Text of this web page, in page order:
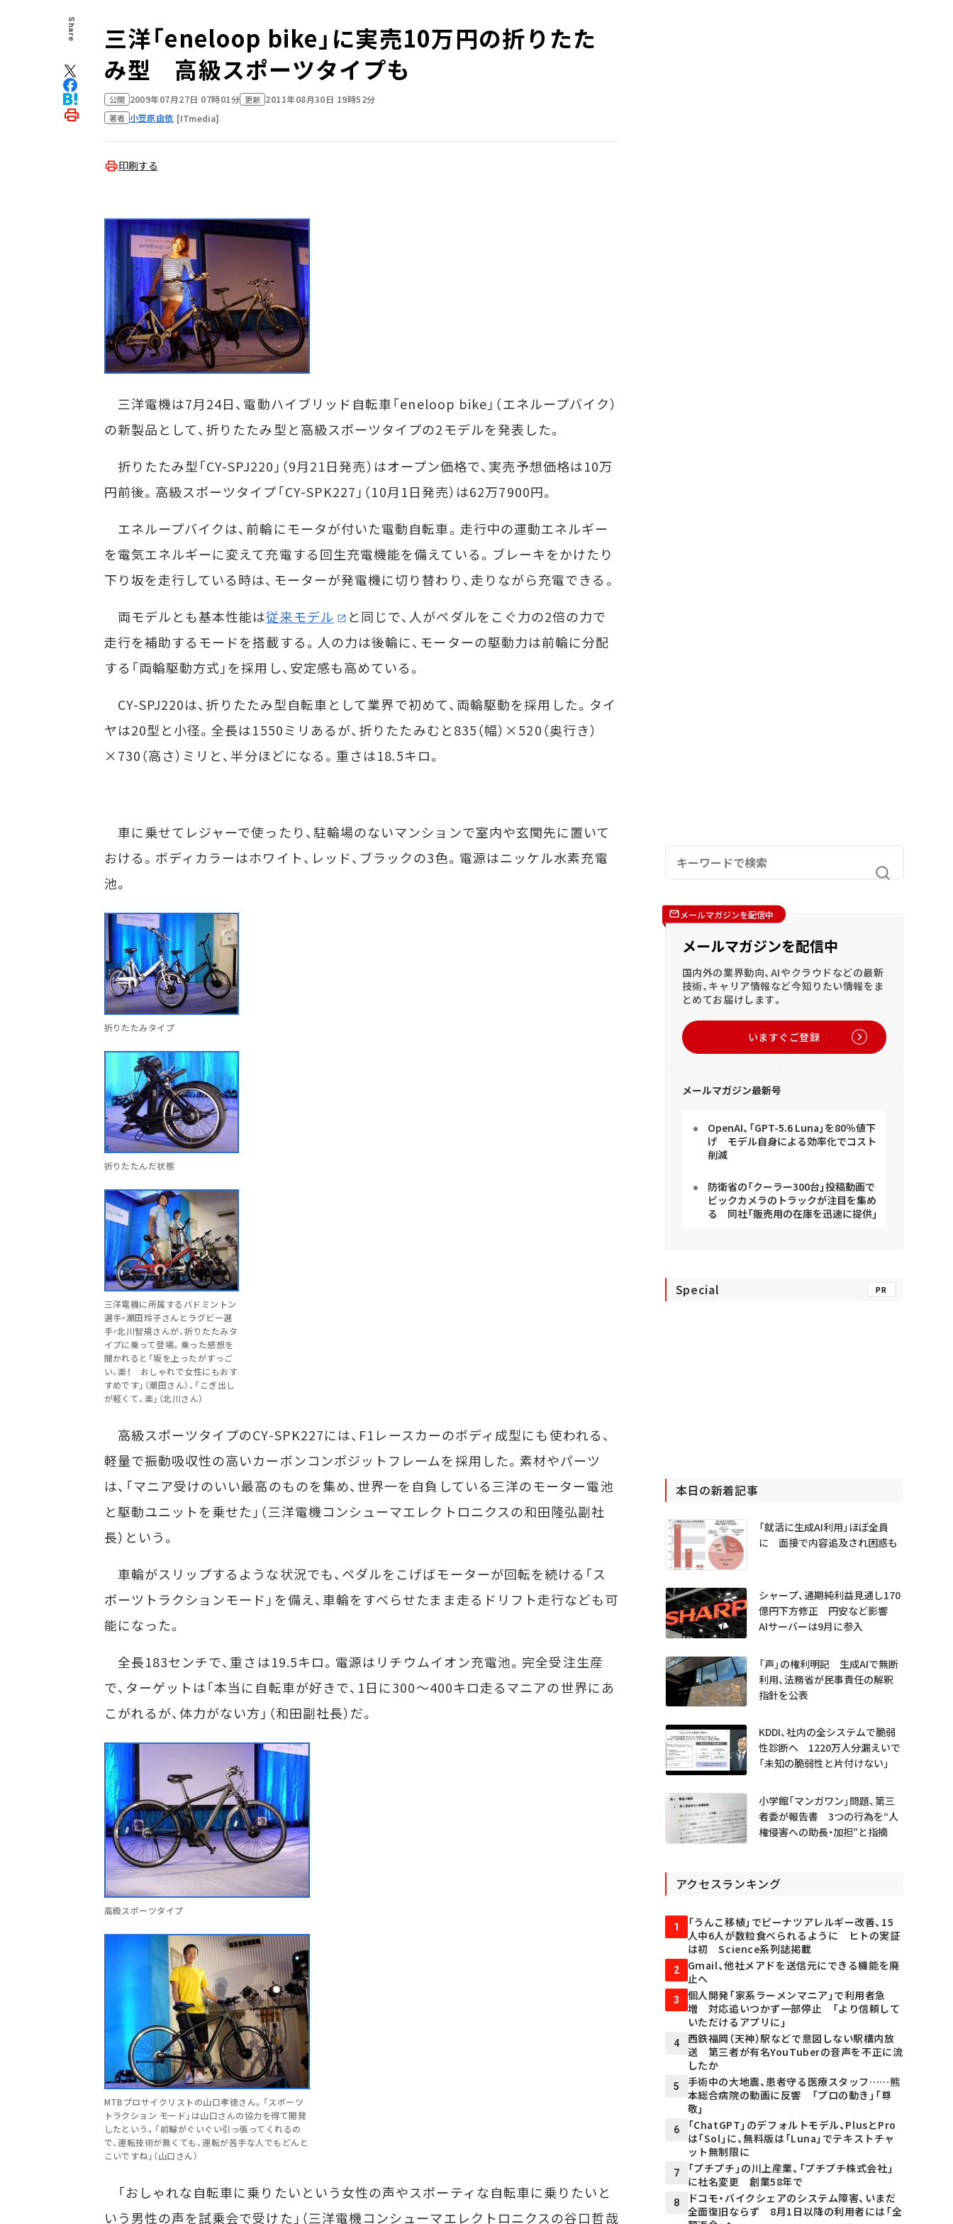
Share
三洋「eneloop bike」に実売10万円の折りたた
み型 高級スポーツタイプも
公開 2009年07月27日 07時01分 更新 2011年08月30日 19時52分
著者 小笠原由依 [ITmedia]
印刷する
三洋電機は7月24日、電動ハイブリッド自転車「eneloop bike」（エネループバイク）
の新製品として、折りたたみ型と高級スポーツタイプの2モデルを発表した。
折りたたみ型「CY-SPJ220」（9月21日発売）はオープン価格で、実売予想価格は10万
円前後。高級スポーツタイプ「CY-SPK227」（10月1日発売）は62万7900円。
エネループバイクは、前輪にモータが付いた電動自転車。走行中の運動エネルギー
を電気エネルギーに変えて充電する回生充電機能を備えている。ブレーキをかけたり
下り坂を走行している時は、モーターが発電機に切り替わり、走りながら充電できる。
両モデルとも基本性能は従来モデル
と同じで、人がペダルをこぐ力の2倍の力で
走行を補助するモードを搭載する。人の力は後輪に、モーターの駆動力は前輪に分配
する「両輪駆動方式」を採用し、安定感も高めている。
CY-SPJ220は、折りたたみ型自転車として業界で初めて、両輪駆動を採用した。タイ
ヤは20型と小径。全長は1550ミリあるが、折りたたみむと835（幅）×520（奥行き）
×730（高さ）ミリと、半分ほどになる。重さは18.5キロ。
車に乗せてレジャーで使ったり、駐輪場のないマンションで室内や玄関先に置いて
おける。ボディカラーはホワイト、レッド、ブラックの3色。電源はニッケル水素充電
池。
折りたたみタイプ
折りたたんだ状態
三洋電機に所属するバドミントン
選手・潮田玲子さんとラグビー選
手・北川智規さんが、折りたたみタ
イプに乗って登場。乗った感想を
聞かれると「坂を上ったがすっご
い、楽！ おしゃれで女性にもおす
すめです」（潮田さん）、「こぎ出し
が軽くて、楽」（北川さん）
高級スポーツタイプのCY-SPK227には、F1レースカーのボディ成型にも使われる、
軽量で振動吸収性の高いカーボンコンポジットフレームを採用した。素材やパーツ
は、「マニア受けのいい最高のものを集め、世界一を自負している三洋のモーター電池
と駆動ユニットを乗せた」（三洋電機コンシューマエレクトロニクスの和田隆弘副社
長）という。
車輪がスリップするような状況でも、ペダルをこげばモーターが回転を続ける「ス
ポーツトラクションモード」を備え、車輪をすべらせたまま走るドリフト走行なども可
能になった。
全長183センチで、重さは19.5キロ。電源はリチウムイオン充電池。完全受注生産
で、ターゲットは「本当に自転車が好きで、1日に300～400キロ走るマニアの世界にあ
こがれるが、体力がない方」（和田副社長）だ。
高級スポーツタイプ
MTBプロサイクリストの山口孝徳さん。「スポーツ
トラクション モード」は山口さんの協力を得て開発
したという。「前輪がぐいぐい引っ張ってくれるの
で、運転技術が無くても、運転が苦手な人でもどんと
こいですね」（山口さん）
「おしゃれな自転車に乗りたいという女性の声やスポーティな自転車に乗りたいと
いう男性の声を試乗会で受けた」（三洋電機コンシューマエレクトロニクスの谷口哲哉
メールマガジンを配信中
メールマガジンを配信中
国内外の業界動向、AIやクラウドなどの最新
技術、キャリア情報など今知りたい情報をま
とめてお届けします。
いますぐご登録
メールマガジン最新号
OpenAI、「GPT-5.6 Luna」を80％値下
げ モデル自身による効率化でコスト
削減
防衛省の「クーラー300台」投稿動画で
ビックカメラのトラックが注目を集め
る 同社「販売用の在庫を迅速に提供」
Special PR
本日の新着記事
「就活に生成AI利用」ほぼ全員
に 面接で内容追及され困惑も
シャープ、通期純利益見通し170
億円下方修正 円安など影響
AIサーバーは9月に参入
「声」の権利明記 生成AIで無断
利用、法務省が民事責任の解釈
指針を公表
KDDI、社内の全システムで脆弱
性診断へ 1220万人分漏えいで
「未知の脆弱性と片付けない」
小学館「マンガワン」問題、第三
者委が報告書 3つの行為を“人
権侵害への助長・加担”と指摘
アクセスランキング
1
「うんこ移植」でピーナツアレルギー改善、15
人中6人が数粒食べられるように ヒトの実証
は初 Science系列誌掲載
2
Gmail、他社メアドを送信元にできる機能を廃
止へ
3
個人開発「家系ラーメンマニア」で利用者急
増 対応追いつかず一部停止 「より信頼して
いただけるアプリに」
4
西鉄福岡（天神）駅などで意図しない駅構内放
送 第三者が有名YouTuberの音声を不正に流
したか
5
手術中の大地震、患者守る医療スタッフ……熊
本総合病院の動画に反響 「プロの動き」「尊
敬」
6
「ChatGPT」のデフォルトモデル、PlusとPro
は「Sol」に、無料版は「Luna」でテキストチャ
ット無制限に
7
「プチプチ」の川上産業、「プチプチ株式会社」
に社名変更 創業58年で
8
ドコモ・バイクシェアのシステム障害、いまだ
全面復旧ならず 8月1日以降の利用者には「全